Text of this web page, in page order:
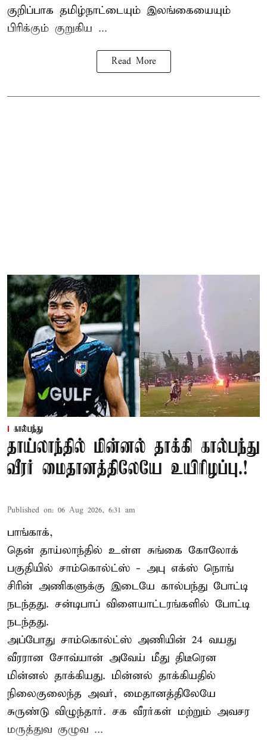
குறிப்பாக தமிழ்நாட்டையும் இலங்கையையும்
பிரிக்கும் குறுகிய ...
Read More
கால்பந்து
தாய்லாந்தில் மின்னல் தாக்கி கால்பந்து
வீரர் மைதானத்திலேயே உயிரிழப்பு.!
Published on: 06 Aug 2026, 6:31 am
பாங்காக்,
தென் தாய்லாந்தில் உள்ள சுங்கை கோலோக்
பகுதியில் சாம்கொல்ட்ஸ் - அபு எக்ஸ் நொங்
சிரின் அணிகளுக்கு இடையே கால்பந்து போட்டி
நடந்தது. சன்டிபாப் விளையாட்டரங்களில் போட்டி
நடந்தது.
அப்போது சாம்கொல்ட்ஸ் அணியின் 24 வயது
வீரரான சோவ்யான் அவேய் மீது திடீரென
மின்னல் தாக்கியது. மின்னல் தாக்கியதில்
நிலைகுலைந்த அவர், மைதானத்திலேயே
சுருண்டு விழுந்தார். சக வீரர்கள் மற்றும் அவசர
மருத்துவ குழுவ ...